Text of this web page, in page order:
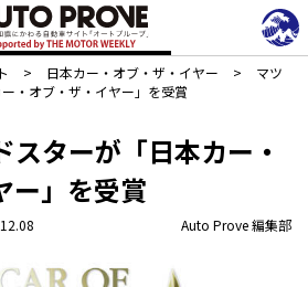
> 日本カー・オブ・ザ・イヤー >
マツ
・オブ・ザ・イヤー」を受賞
ターが「日本カー・
ー」を受賞
Auto Prove 編集部